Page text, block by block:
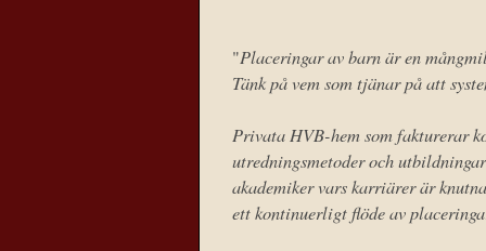
"Placeringar av barn är en
Tänk på vem som tjänar på att
Privata HVB-hem som fakturerar
utredningsmetoder och
akademiker vars karriärer är
ett kontinuerligt flöde av